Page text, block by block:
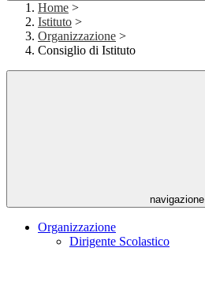
Home >
Istituto >
Organizzazione >
Consiglio di Istituto
navigazione
Organizzazione
Dirigente Scolastico